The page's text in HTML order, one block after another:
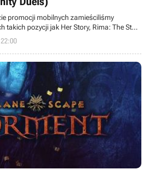
promocji mobilnych zamieściliśmy
Her Story, Rima: The Story
& Destiny, Unreal Estate, VGB - Game